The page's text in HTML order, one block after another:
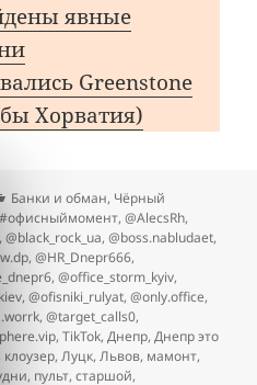
явные
Greenstone
Хорватия)
Рубрики
Банки и обман, Чёрный
#офисныймомент,@AlecsRh,
,@black_rock_ua,@boss.nabludaet,
,@HR_Dnepr666,
,@office_storm_kyiv,
,@ofisniki_rulyat,@only.office,
,@target_calls0,
,TikTok,Днепр,Днепр это
клоузер,Луцк,Львов, мамонт,
, пульт,старшой,